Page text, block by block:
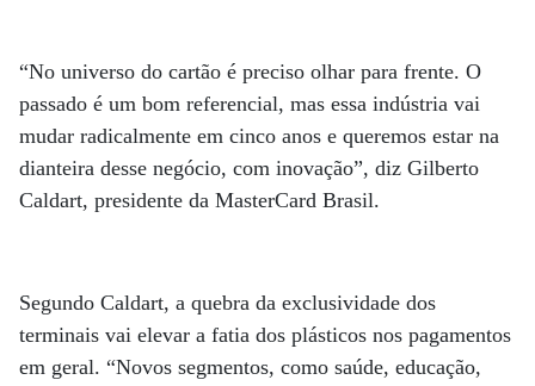
“No universo do cartão é preciso olhar para frente. O
passado é um bom referencial, mas essa indústria vai
mudar radicalmente em cinco anos e queremos estar na
dianteira desse negócio, com inovação”, diz Gilberto
Caldart, presidente da MasterCard Brasil.
Segundo Caldart, a quebra da exclusividade dos
terminais vai elevar a fatia dos plásticos nos pagamentos
em geral. “Novos segmentos, como saúde, educação,